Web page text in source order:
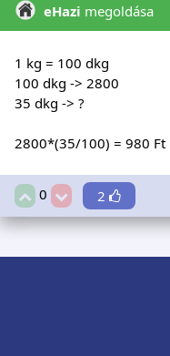
eHazi megoldása
1 kg = 100 dkg
100 dkg -> 2800
35 dkg -> ?
2800*(35/100) = 980 Ft
0 2